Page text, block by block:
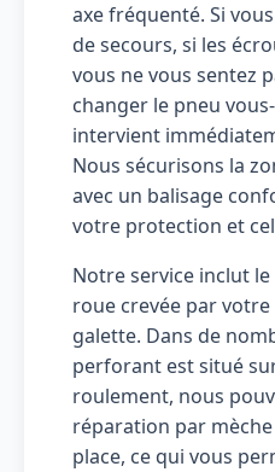
axe fréquenté. Si
de secours, si les
vous ne vous sentez
changer le pneu
intervient
Nous sécurisons la
avec un balisage
votre protection et
Notre service inclut
roue crevée par
galette. Dans de
perforant est situé
roulement, nous
réparation par
place, ce qui vous